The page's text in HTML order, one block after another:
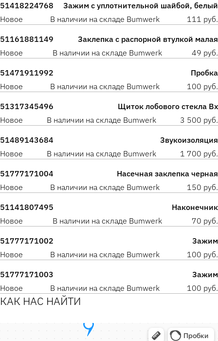
51418224768
Зажим с уплотнительной шайбой, белый
Новое
В наличии на складе Bumwerk 111 руб.
51161881149
Заклепка с распорной втулкой малая
Новое
В наличии на складе Bumwerk 49 руб.
51471911992
Пробка
Новое
В наличии на складе Bumwerk 100 руб.
51317345496
Щиток лобового стекла Вх
Новое
В наличии на складе Bumwerk 3 500 руб.
51489143684
Звукоизоляция
Новое
В наличии на складе Bumwerk 1 700 руб.
51777171004
Насечная заклепка черная
Новое
В наличии на складе Bumwerk 150 руб.
51141807495
Наконечник
Новое
В наличии на складе Bumwerk 70 руб.
51777171002
Зажим
Новое
В наличии на складе Bumwerk 100 руб.
51777171003
Зажим
Новое
В наличии на складе Bumwerk 100 руб.
КАК НАС НАЙТИ